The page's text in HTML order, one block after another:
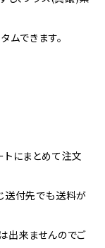
ムできます。
トにまとめて注文
送付先でも送料が
出来ませんのでご